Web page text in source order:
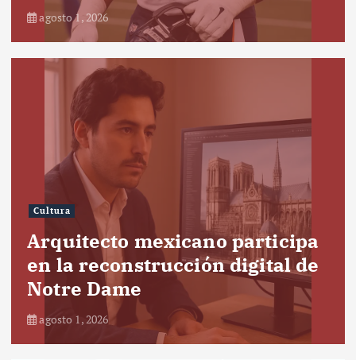
agosto 1, 2026
Cultura
Arquitecto mexicano participa
en la reconstrucción digital de
Notre Dame
agosto 1, 2026